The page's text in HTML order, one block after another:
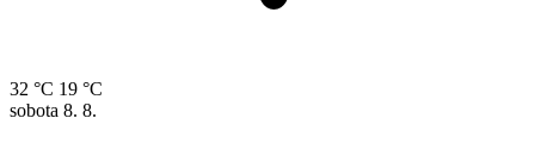
32 °C 19 °C
sobota 8. 8.